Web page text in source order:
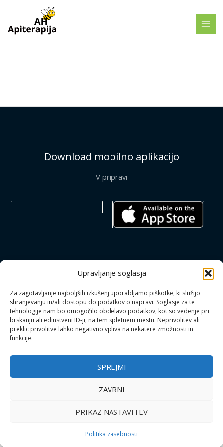
Upravljanje soglasja
Za zagotavljanje najboljših izkušenj uporabljamo piškotke, ki služijo
shranjevanju in/ali dostopu do podatkov o napravi. Soglasje za te
tehnologije nam bo omogočilo obdelavo podatkov, kot so vedenje pri
brskanju ali edinstveni ID-ji, na tem spletnem mestu. Neprivolitev ali
preklic privolitve lahko negativno vpliva na nekatere zmožnosti in
funkcije.
SPREJMI
ZAVRNI
PRIKAZ NASTAVITEV
Politika zasebnosti
content
Download mobilno aplikacijo
V pripravi
Copyright © 2026 | apihiska.com